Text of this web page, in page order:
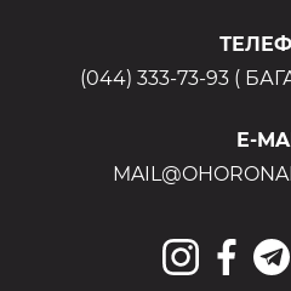
(044) 333-73-93 (
E-